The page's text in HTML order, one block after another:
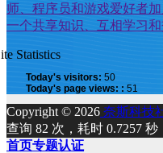
师、程序员和游戏爱好者
一个共享知识、互相学习和
Statistics
Today's visitors: 50
Today's page views: : 51
Copyright © 2026 奈斯科技
查询 82 次，耗时 0.7257 秒
首页专题认证